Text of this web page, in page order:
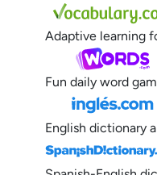
Adaptive learning
Fun daily word
English dictionary